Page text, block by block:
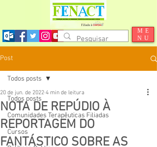
ME
NU
Post
Todos posts
Comunidades Terapêuticas Filiadas
Cursos
Todos posts
NOTA DE REPÚDIO À
REPORTAGEM DO
FANTÁSTICO SOBRE AS
20 de jun. de 2022 4 min de leitura